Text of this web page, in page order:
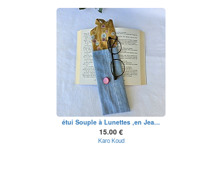
étui Souple à Lunettes ,en Jea...
15.00 €
Karo Koud